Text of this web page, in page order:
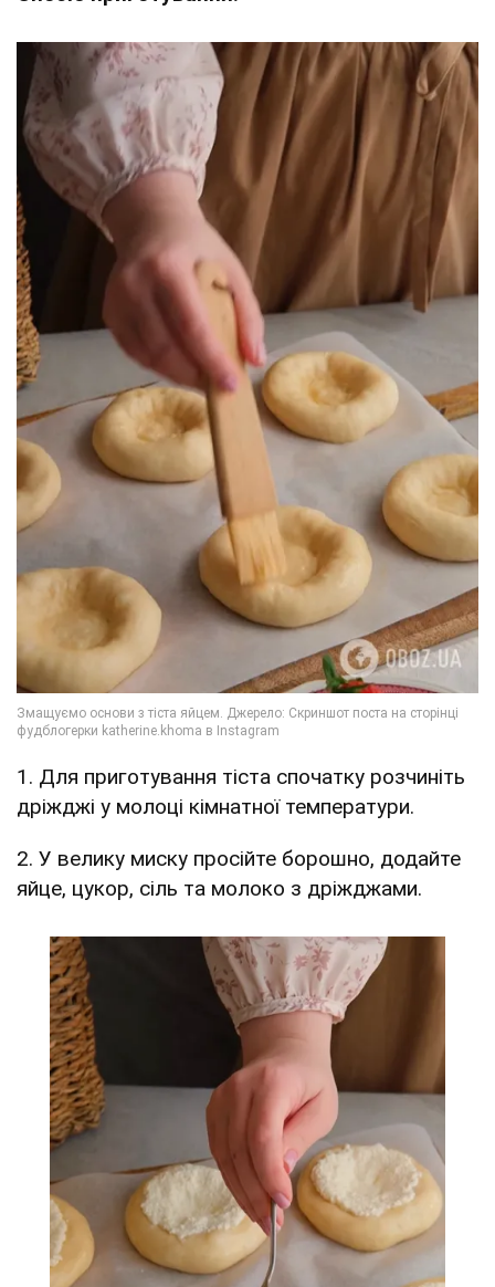
1. Для приготування тіста спочатку розчиніть
дріжджі у молоці кімнатної температури.
2. У велику миску просійте борошно, додайте
яйце, цукор, сіль та молоко з дріжджами.